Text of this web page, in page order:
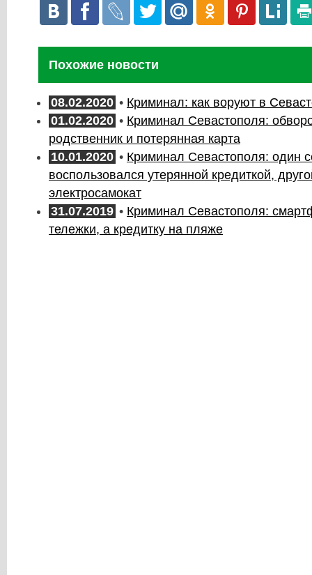
Похожие новости
08.02.2020 • Криминал: как воруют в
01.02.2020 • Криминал Севастополя:
родственник и потерянная карта
10.01.2020 • Криминал Севастополя: один
воспользовался утерянной кредиткой,
электросамокат
31.07.2019 • Криминал Севастополя:
тележки, а кредитку на пляже